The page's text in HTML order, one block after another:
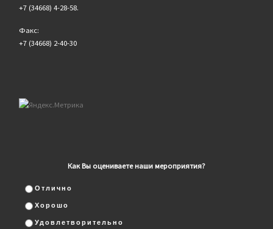
+7 (34668) 4-28-58.
Факс:
+7 (34668) 2-40-30
Как Вы оцениваете наши мероприятия?
Отлично
Хорошо
Удовлетворительно